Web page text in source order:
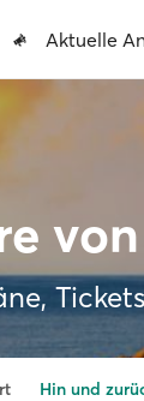
Aktuelle
Hin und